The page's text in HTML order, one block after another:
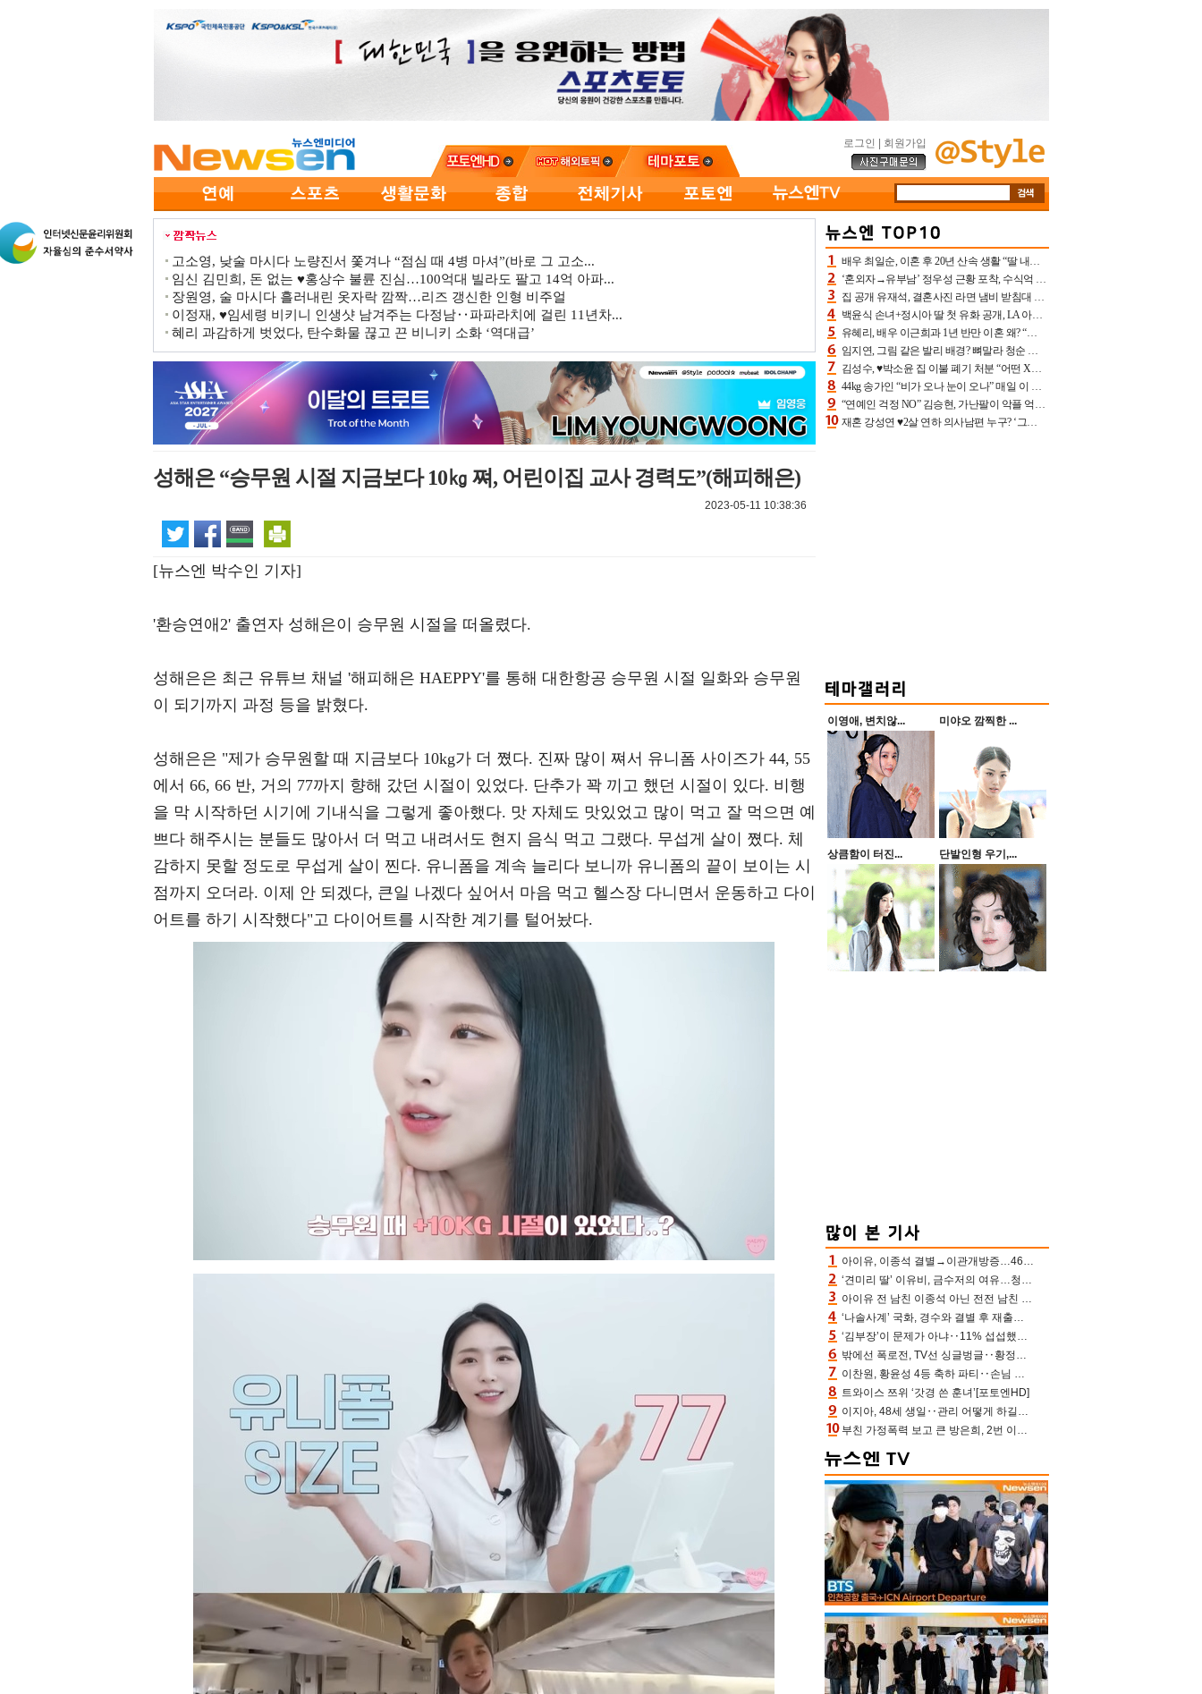
로그인 회원가입
고소영, 낮술 마시다 노량진서 쫓겨나 “점심 때 4병 마셔”(바로 그 고소...
임신 김민희, 돈 없는 ♥홍상수 불륜 진심…100억대 빌라도 팔고 14억 아파...
장원영, 술 마시다 흘러내린 옷자락 깜짝…리즈 갱신한 인형 비주얼
이정재, ♥임세령 비키니 인생샷 남겨주는 다정남‥파파라치에 걸린 11년차...
혜리 과감하게 벗었다, 탄수화물 끊고 끈 비니키 소화 ‘역대급’
성해은 “승무원 시절 지금보다 10㎏ 쪄, 어린이집 교사 경력도”(해피해은)
2023-05-11 10:38:36
[뉴스엔 박수인 기자]
'환승연애2' 출연자 성해은이 승무원 시절을 떠올렸다.
성해은은 최근 유튜브 채널 '해피해은 HAEPPY'를 통해 대한항공 승무원 시절 일화와 승무원
이 되기까지 과정 등을 밝혔다.
성해은은 "제가 승무원할 때 지금보다 10kg가 더 쪘다. 진짜 많이 쪄서 유니폼 사이즈가 44, 55
에서 66, 66 반, 거의 77까지 향해 갔던 시절이 있었다. 단추가 꽉 끼고 했던 시절이 있다. 비행
을 막 시작하던 시기에 기내식을 그렇게 좋아했다. 맛 자체도 맛있었고 많이 먹고 잘 먹으면 예
쁘다 해주시는 분들도 많아서 더 먹고 내려서도 현지 음식 먹고 그랬다. 무섭게 살이 쪘다. 체
감하지 못할 정도로 무섭게 살이 찐다. 유니폼을 계속 늘리다 보니까 유니폼의 끝이 보이는 시
점까지 오더라. 이제 안 되겠다, 큰일 나겠다 싶어서 마음 먹고 헬스장 다니면서 운동하고 다이
어트를 하기 시작했다"고 다이어트를 시작한 계기를 털어놨다.
배우 최일순, 이혼 후 20년 산속 생활 “딸 내가 버렸다고 원망‥맘 아파”(특종)[어제TV]
‘혼외자→유부남’ 정우성 근황 포착, 수식억 해킹 피해 후배 만났다 “존경하는”
집 공개 유재석, 결혼사진 라면 냄비 받침대 되고 분노‥가족사진도 피해(놀뭐)[어제TV]
백윤식 손녀+정시아 딸 첫 유화 공개, LA 아트쇼→서울국제조각페스타 작가다운 수준급 실력
유혜리, 배우 이근희과 1년 반만 이혼 왜? “식칼 꽂고 의자 던져” 충격 폭로(특종)[어제TV]
임지연, 그림 같은 발리 배경? 뼈말라 청순 비키니 핏에 상대 안 되네
김성수, ♥박소윤 집 이불 폐기 처분 “어떤 X이랑 썼을지 몰라” 질투(신랑수업2)[어제TV]
44kg 송가인 “비가 오나 눈이 오나” 매일 이 운동, 허벅지 근육량 상승+체지방 감소
“연예인 걱정 NO” 김승현, 가난팔이 악플 억울할만‥아내+딸과 日 여행
재혼 강성연 ♥2살 연하 의사남편 누구? ‘그알’ 자문의에 훈남 비주얼 초엘리트 스펙 [종합]
이영애, 변치않... 미야오 깜찍한 ...
상큼함이 터진... 단발인형 우기,...
아이유, 이종석 결별→이관개방증…46장 꽉 채운 유애나 ♥ “열심히 사는 중”
‘견미리 딸’ 이유비, 금수저의 여유…청순 미모에 반전 슬림 라인
아이유 전 남친 이종석 아닌 전전 남친 장기하 소환 ‘별일 없이 산다’ 선곡…46장에 꾹 눌러 담은 근황
‘나솔사계’ 국화, 경수와 결별 후 재출연…첫인상 3표 몰표
‘김부장’이 문제가 아냐‥11% 섭섭했던 ‘재벌X형사2’ 돈·빽 총동원해 컴백 [TV보고서]
밖에선 폭로전, TV선 싱글벙글‥황정민 ‘틈만 나면’ 출연, 피로감은 시청자 몫
이찬원, 황윤성 4등 축하 파티‥손님 모으려 블랙핑크 지수와 친한 척(편스토랑)[어제TV]
트와이스 쯔위 ‘갓경 쓴 훈녀’[포토엔HD]
이지아, 48세 생일‥관리 어떻게 하길래 놀라운 동안 미모
부친 가정폭력 보고 큰 방은희, 2번 이혼 후 잠수→母 고독사에 자책(특종세상)[어제TV]